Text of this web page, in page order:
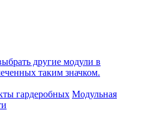
другие модули в
таким значком.
гардеробных Модульная